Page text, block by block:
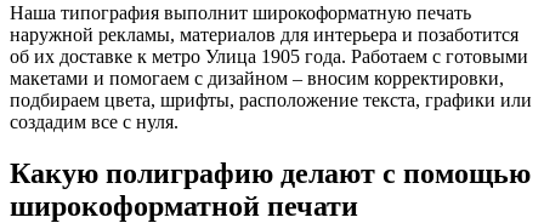
Наша типография выполнит широкоформатную печать
наружной рекламы, материалов для интерьера и позаботится
об их доставке к метро Улица 1905 года. Работаем с готовыми
макетами и помогаем с дизайном – вносим корректировки,
подбираем цвета, шрифты, расположение текста, графики или
создадим все с нуля.
Какую полиграфию делают с помощью
широкоформатной печати